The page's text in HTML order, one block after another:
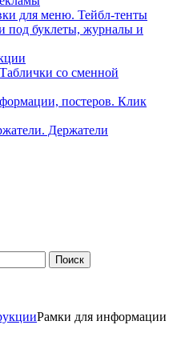
для меню. Тейбл-тенты
под буклеты, журналы и
со сменной
постеров. Клик
Держатели
Поиск
Рамки для информации